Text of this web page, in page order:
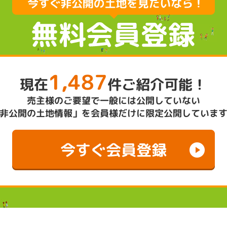
現在1,487件ご紹介可能！
売主様のご要望で一般には公開していない
公開の土地情報」を会員様だけに限定公開していま